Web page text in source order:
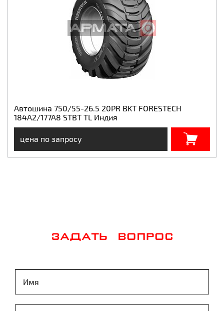
Автошина 750/55-26.5 20PR BKT FORESTECH
184A2/177A8 STBT TL Индия
цена по запросу
ЗАДАТЬ ВОПРОС